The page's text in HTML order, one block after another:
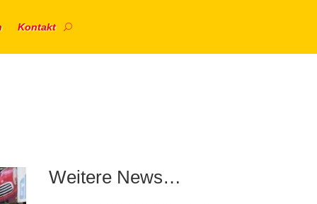
Kontakt
Weitere News…